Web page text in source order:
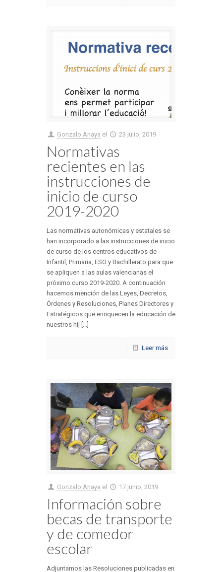
Gonzalo Anaya el 23 julio, 2019
Normativas
recientes en las
instrucciones de
inicio de curso
2019-2020
Las normativas autonómicas y estatales se
han incorporado a las instrucciones de inicio
de curso de los centros educativos de
Infantil, Primaria, ESO y Bachillerato para que
se apliquen a las aulas valencianas el
próximo curso 2019-2020. A continuación
hacemos mención de las Leyes, Decretos,
Órdenes y Resoluciones, Planes Directores y
Estratégicos que enriquecen la educación de
nuestros hij [...]
Leer más
Gonzalo Anaya el 17 junio, 2019
Información sobre
becas de transporte
y de comedor
escolar
Adjuntamos las Resoluciones publicadas en